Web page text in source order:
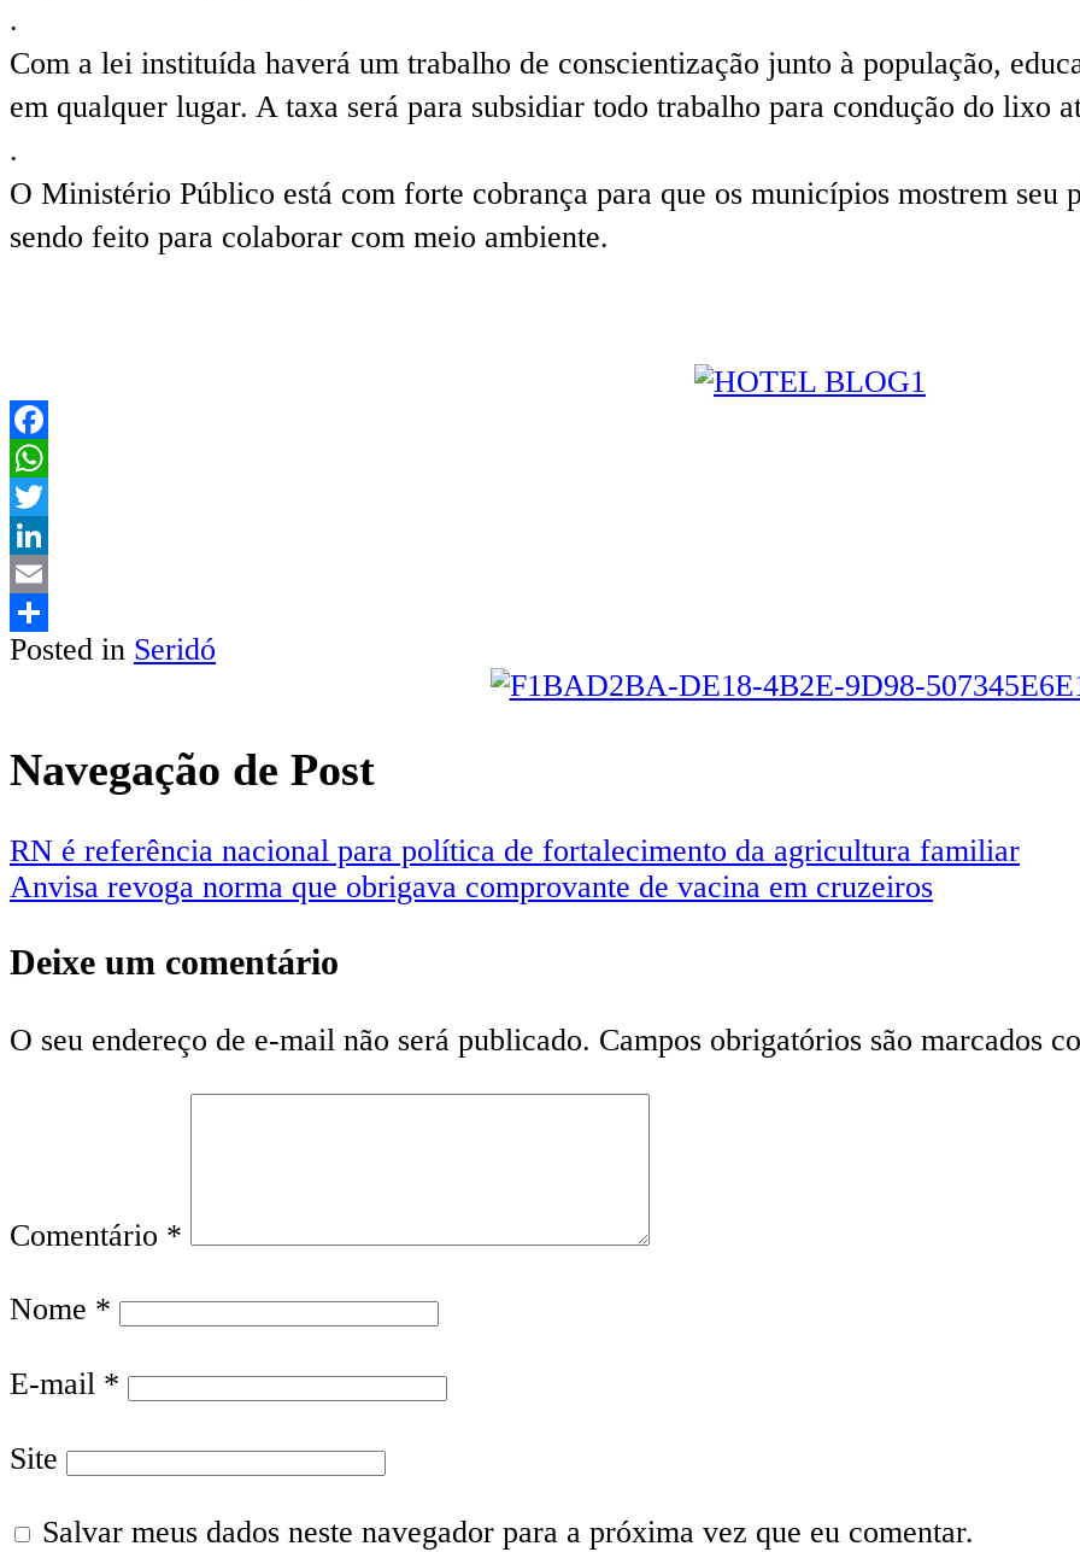
.
Com a lei instituída haverá um trabalho de conscientização junto à população,
em qualquer lugar. A taxa será para subsidiar todo trabalho para condução do lixo
.
O Ministério Público está com forte cobrança para que os municípios mostrem seu
sendo feito para colaborar com meio ambiente.
Facebook
WhatsApp
Twitter
LinkedIn
Email
Share
Posted in Seridó
Navegação de Post
RN é referência nacional para política de fortalecimento da agricultura familiar
Anvisa revoga norma que obrigava comprovante de vacina em cruzeiros
Deixe um comentário
O seu endereço de e-mail não será publicado. Campos obrigatórios são marcados
Comentário *
Nome *
E-mail *
Site
Salvar meus dados neste navegador para a próxima vez que eu comentar.